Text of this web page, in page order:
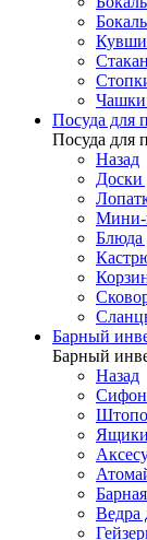
Чашки
Посуда для
Посуда для
Назад
Доски
Мини-
Блюда
Барный
Барный
Назад
Ящики
Ведра